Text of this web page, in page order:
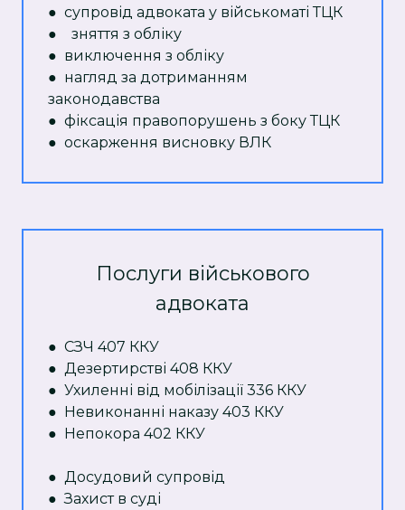
● супровід адвоката у військоматі ТЦК
● зняття з обліку
● виключення з обліку
● нагляд за дотриманням
законодавства
● фіксація правопорушень з боку ТЦК
● оскарження висновку ВЛК
Послуги військового
адвоката
● СЗЧ 407 ККУ
● Дезертирстві 408 ККУ
● Ухиленні від мобілізації 336 ККУ
● Невиконанні наказу 403 ККУ
● Непокора 402 ККУ
● Досудовий супровід
● Захист в суді